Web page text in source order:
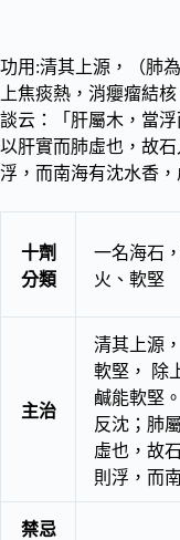
功用:清其上源，（肺
上焦痰熱，消癭瘤結
談云：「肝屬木，當
以肝實而肺虛也，故
浮，而南海有沈水香，
十劑
分類
一名海石
火、軟堅
主治
清其上源
軟堅， 除
鹹能軟堅
反沈；肺
虛也，故
則浮，而
禁忌